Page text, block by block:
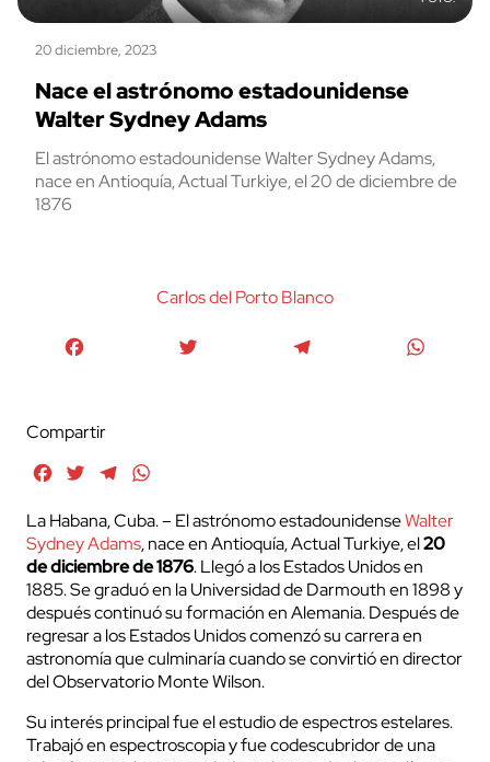
20 diciembre, 2023
Nace el astrónomo estadounidense
Walter Sydney Adams
El astrónomo estadounidense Walter Sydney Adams,
nace en Antioquía, Actual Turkiye, el 20 de diciembre de
1876
Carlos del Porto Blanco
Compartir
FacebookTwitterTelegram
La Habana, Cuba. – El astrónomo estadounidenseWalter
Sydney Adams, nace en Antioquía, Actual Turkiye, el20
de diciembre de 1876. Llegó a los Estados Unidos en
1885. Se graduó en la Universidad de Darmouth en 1898 y
después continuó su formación en Alemania. Después de
regresar a los Estados Unidos comenzó su carrera en
astronomía que culminaría cuando se convirtió en director
del Observatorio Monte Wilson.
Su interés principal fue el estudio de espectros estelares.
Trabajó en espectroscopia y fue codescubridor de una